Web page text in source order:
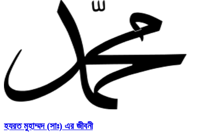
হযরত মুহাম্মদ (সাঃ) এর জীবনী